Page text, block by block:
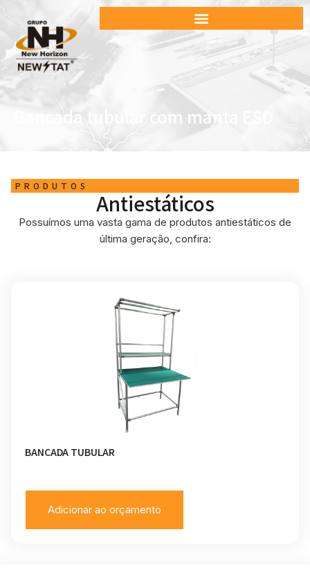
Bancada tubular com manta ESD
PRODUTOS
Antiestáticos
Possuímos uma vasta gama de produtos antiestáticos de
última geração, confira:
BANCADA TUBULAR
Adicionar ao orçamento